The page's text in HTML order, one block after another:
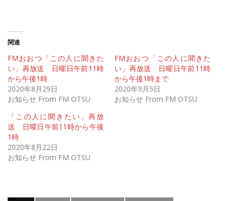
関連
FMおおつ「この人に聞きた
い」再放送 日曜日午前11時
から午後1時
2020年8月29日
お知らせ From FM OTSU
FMおおつ「この人に聞きた
い」再放送 日曜日午前11時
から午後1時まで
2020年9月5日
お知らせ From FM OTSU
「この人に聞きたい」再放
送 日曜日午前11時から午後
1時
2020年8月22日
お知らせ From FM OTSU